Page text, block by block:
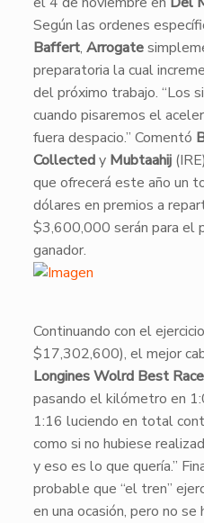
​Según las ordenes
Baffert, Arrogate
preparatoria la cual
del próximo trabajo. “Los
cuando pisaremos el
fuera despacio.” Comentó
Collectedy Mubtaahij
que ofrecerá este año un
dólares en premios a
$3,600,000 serán para el
ganador.
​Continuando con el
$17,302,600), el mejor
Longines Wolrd Best
pasando el kilómetro en
1:16 luciendo en total
como si no hubiese
y eso es lo que quería.”
probable que “el tren”
en una ocasión, pero no se